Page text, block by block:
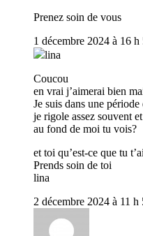
Prenez soin de vous
1 décembre 2024 à 16 h
lina
Coucou
en vrai j’aimerai bien
Je suis dans une
je rigole assez souvent
au fond de moi tu vois?
et toi qu’est-ce que tu
Prends soin de toi
lina
2 décembre 2024 à 11 h